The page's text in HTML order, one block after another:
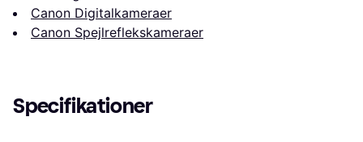
Canon Digitalkameraer
Canon Spejlreflekskameraer
Specifikationer